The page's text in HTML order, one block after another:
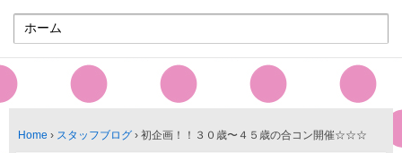
Home › スタッフブログ › 初企画！！３０歳〜４５歳の合コン開催☆☆☆